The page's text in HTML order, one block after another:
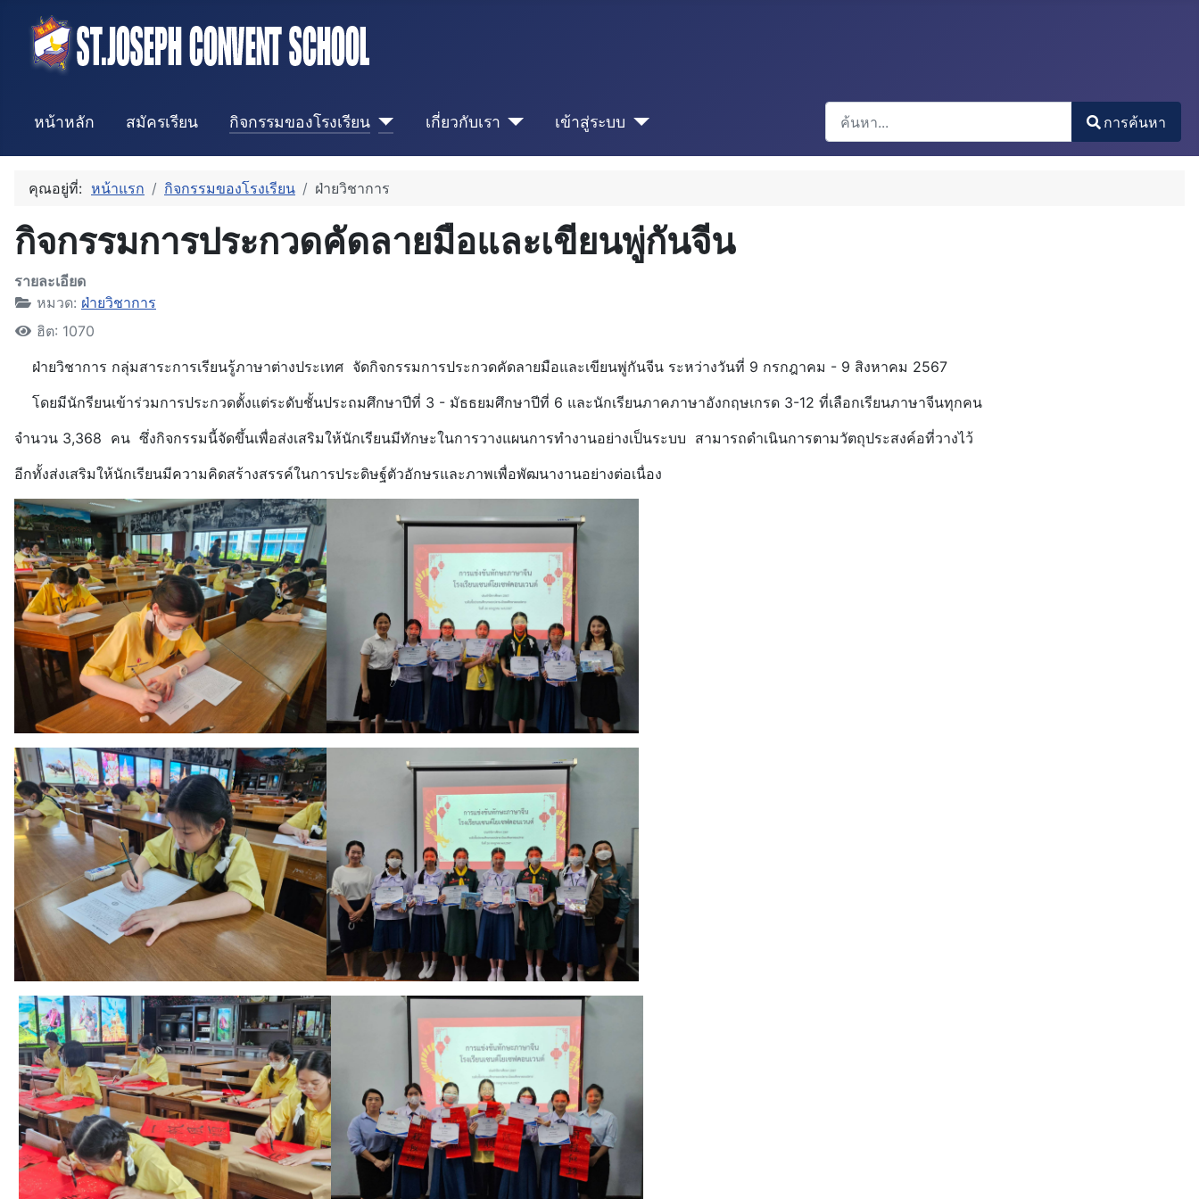
หน้าหลัก สมัครเรียน กิจกรรมของโรงเรียน เกี่ยวกับเรา เข้าสู่ระบบ
การค้นหา
Type 2 or more characters for results.
การค้นหา
คุณอยู่ที่: หน้าแรก กิจกรรมของโรงเรียน ฝ่ายวิชาการ
กิจกรรมการประกวดคัดลายมือและเขียนพู่กันจีน
รายละเอียด
หมวด: ฝ่ายวิชาการ
ฮิต: 1070
ฝ่ายวิชาการ กลุ่มสาระการเรียนรู้ภาษาต่างประเทศ จัดกิจกรรมการประกวดคัดลายมือและเขียนพู่กันจีน ระหว่างวันที่ 9 กรกฎาคม - 9 สิงหาคม 2567
โดยมีนักรียนเข้าร่วมการประกวดตั้งแต่ระดับชั้นประถมศึกษาปีที่ 3 - มัธธยมศึกษาปีที่ 6 และนักเรียนภาคภาษาอังกฤษเกรด 3-12 ที่เลือกเรียนภาษาจีนทุกคน
จำนวน 3,368 คน ซึ่งกิจกรรมนี้จัดขึ้นเพื่อส่งเสริมให้นักเรียนมีทักษะในการวางแผนการทำงานอย่างเป็นระบบ สามารถดำเนินการตามวัตถุประสงค์อที่วางไว้
อีกทั้งส่งเสริมให้นักเรียนมีความคิดสร้างสรรค์ในการประดิษฐ์ตัวอักษรและภาพเพื่อพัฒนางานอย่างต่อเนื่อง